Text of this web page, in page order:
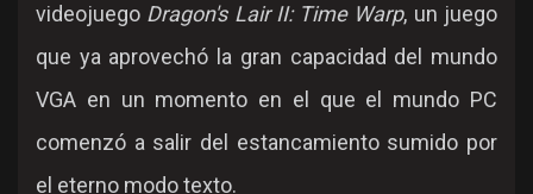
videojuego Dragon's Lair II: Time Warp, un juego
que ya aprovechó la gran capacidad del mundo
VGA en un momento en el que el mundo PC
comenzó a salir del estancamiento sumido por
el eterno modo texto.